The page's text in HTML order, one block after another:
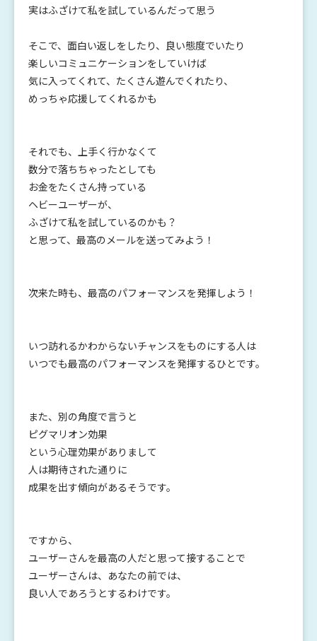
実はふざけて私を試しているんだって思う
そこで、面白い返しをしたり、良い態度でいたり
楽しいコミュニケーションをしていけば
気に入ってくれて、たくさん遊んでくれたり、
めっちゃ応援してくれるかも
それでも、上手く行かなくて
数分で落ちちゃったとしても
お金をたくさん持っている
ヘビーユーザーが、
ふざけて私を試しているのかも？
と思って、最高のメールを送ってみよう！
次来た時も、最高のパフォーマンスを発揮しよう！
いつ訪れるかわからないチャンスをものにする人は
いつでも最高のパフォーマンスを発揮するひとです。
また、別の角度で言うと
ピグマリオン効果
という心理効果がありまして
人は期待された通りに
成果を出す傾向があるそうです。
ですから、
ユーザーさんを最高の人だと思って接することで
ユーザーさんは、あなたの前では、
良い人であろうとするわけです。